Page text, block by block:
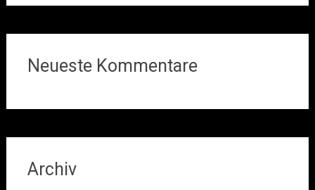
Neueste Kommentare
Archiv